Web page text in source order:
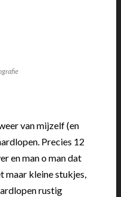
van mijzelf (en
Precies 12
en man o man dat
maar kleine stukjes,
rustig